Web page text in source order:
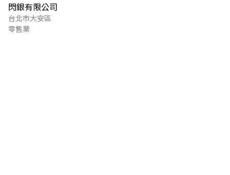
閃銀有限公司
台北市大安區
零售業